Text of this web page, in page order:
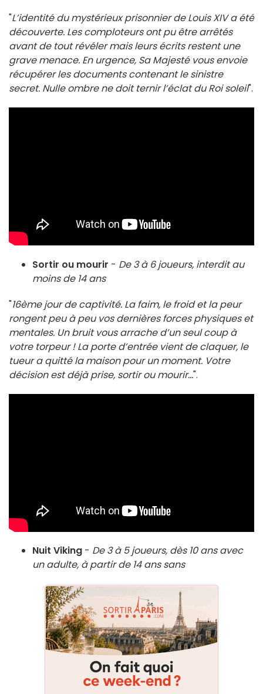
"L’identité du mystérieux prisonnier de Louis XIV a été
découverte. Les comploteurs ont pu être arrêtés
avant de tout révéler mais leurs écrits restent une
grave menace. En urgence, Sa Majesté vous envoie
récupérer les documents contenant le sinistre
secret. Nulle ombre ne doit ternir l’éclat du Roi soleil".
Sortir ou mourir - De 3 à 6 joueurs, interdit au
moins de 14 ans
"16ème jour de captivité. La faim, le froid et la peur
rongent peu à peu vos dernières forces physiques et
mentales. Un bruit vous arrache d’un seul coup à
votre torpeur ! La porte d’entrée vient de claquer, le
tueur a quitté la maison pour un moment. Votre
décision est déjà prise, sortir ou mourir...".
Nuit Viking - De 3 à 5 joueurs, dès 10 ans avec
un adulte, à partir de 14 ans sans